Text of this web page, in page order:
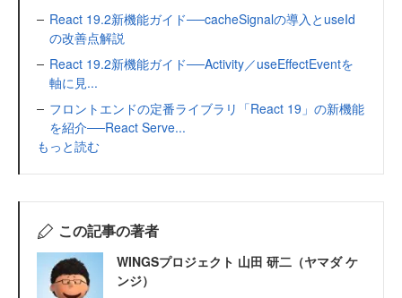
React 19.2新機能ガイド──cacheSignalの導入とuseId
の改善点解説
React 19.2新機能ガイド──Activity／useEffectEventを
軸に見...
フロントエンドの定番ライブラリ「React 19」の新機能
を紹介──React Serve...
もっと読む
この記事の著者
WINGSプロジェクト 山田 研二（ヤマダ ケ
ンジ）